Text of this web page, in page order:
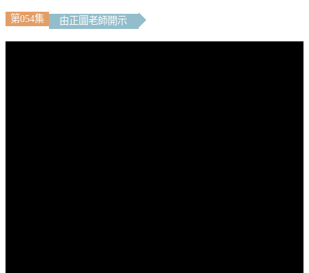
第054集 由正圜老師開示